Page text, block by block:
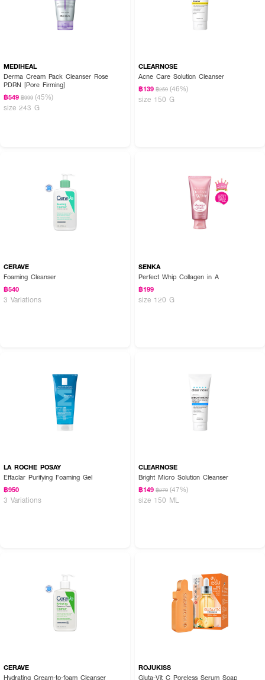
MEDIHEAL
Derma Cream Pack Cleanser Rose
PDRN [Pore Firming]
฿549 ฿999 (45%)
size 243 G
CLEARNOSE
Acne Care Solution Cleanser
฿139 ฿259 (46%)
size 150 G
CERAVE
Foaming Cleanser
฿540
3 Variations
SENKA
Perfect Whip Collagen in A
฿199
size 120 G
LA ROCHE POSAY
Effaclar Purifying Foaming Gel
฿950
3 Variations
CLEARNOSE
Bright Micro Solution Cleanser
฿149 ฿279 (47%)
size 150 ML
CERAVE
Hydrating Cream-to-foam Cleanser
ROJUKISS
Gluta-Vit C Poreless Serum Soap